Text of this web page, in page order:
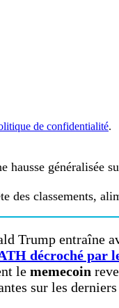
de confidentialité.
hausse
des classements,
Trump entraîne
décroché par
le memecoin
sur les